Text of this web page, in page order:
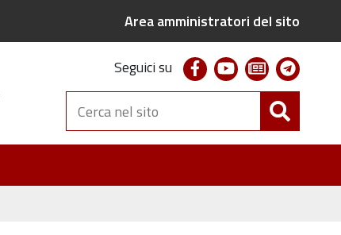
Area amministratori del sito
Seguici su facebookyoutubenewsletter
Cerca
nel
sito